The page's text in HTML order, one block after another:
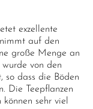
exzellente
auf den
große Menge an
von den
so dass die Böden
Die Teepflanzen
sehr viel